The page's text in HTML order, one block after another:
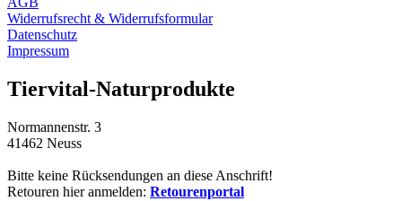
Widerrufsrecht & Widerrufsformular
Datenschutz
Impressum
Tiervital-Naturprodukte
Normannenstr. 3
41462 Neuss
Bitte keine Rücksendungen an diese Anschrift!
Retouren hier anmelden: Retourenportal